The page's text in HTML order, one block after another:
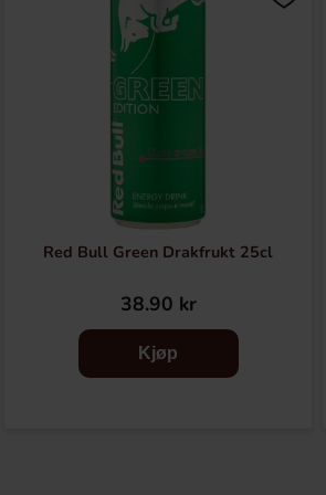
Red Bull Green Drakfrukt 25cl
38.90 kr
Kjøp